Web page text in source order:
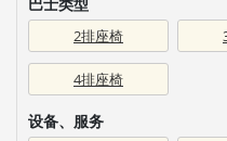
2排座椅
4排座椅
设备、服务